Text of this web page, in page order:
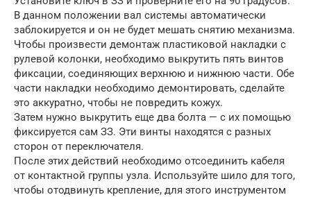
В данном положении вал системы автоматически
заблокируется и он не будет мешать снятию механизма.
Чтобы произвести демонтаж пластиковой накладки с
рулевой колонки, необходимо выкрутить пять винтов
фиксации, соединяющих верхнюю и нижнюю части. Обе
части накладки необходимо демонтировать, сделайте
это аккуратно, чтобы не повредить кожух.
Затем нужно выкрутить еще два болта — с их помощью
фиксируется сам ЗЗ. Эти винты находятся с разных
сторон от переключателя.
После этих действий необходимо отсоединить кабеля
от контактной группы узла. Используйте шило для того,
чтобы отодвинуть крепление, для этого инструментом